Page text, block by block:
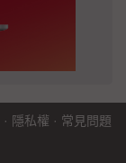
· 隱私權 · 常見問題